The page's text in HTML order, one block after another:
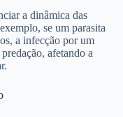
a dinâmica das
se um parasita
a infecção por um
afetando a